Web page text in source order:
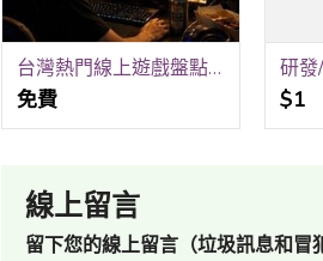
台灣熱門線上遊戲盤點，從高強度排位到極速紓壓
免費 $1
線上留言
留下您的線上留言（垃圾訊息和冒